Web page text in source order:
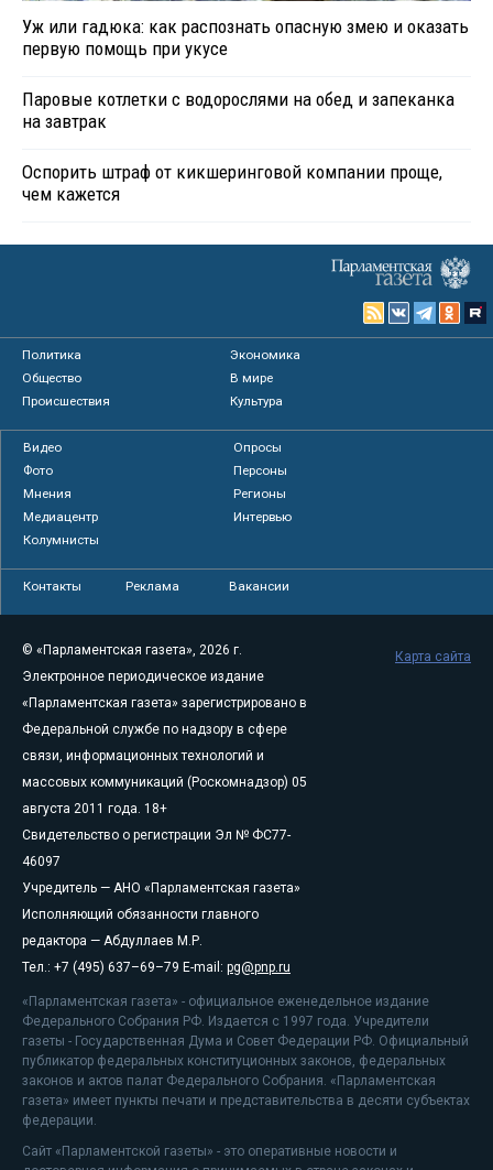
Уж или гадюка: как распознать опасную змею и оказать
первую помощь при укусе
Паровые котлетки с водорослями на обед и запеканка
на завтрак
Оспорить штраф от кикшеринговой компании проще,
чем кажется
Политика
Экономика
Общество
В мире
Происшествия
Культура
Видео
Опросы
Фото
Персоны
Мнения
Регионы
Медиацентр
Интервью
Колумнисты
Контакты Реклама Вакансии
© «Парламентская газета», 2026 г.
Электронное периодическое издание
«Парламентская газета» зарегистрировано в
Федеральной службе по надзору в сфере
связи, информационных технологий и
массовых коммуникаций (Роскомнадзор) 05
августа 2011 года. 18+
Свидетельство о регистрации Эл № ФС77-
46097
Учредитель — АНО «Парламентская газета»
Исполняющий обязанности главного
редактора — Абдуллаев М.Р.
Тел.: +7 (495) 637–69–79 E-mail: pg@pnp.ru
«Парламентская газета» - официальное еженедельное издание
Федерального Собрания РФ. Издается с 1997 года. Учредители
газеты - Государственная Дума и Совет Федерации РФ. Официальный
публикатор федеральных конституционных законов, федеральных
законов и актов палат Федерального Собрания. «Парламентская
газета» имеет пункты печати и представительства в десяти субъектах
федерации.
Сайт «Парламентской газеты» - это оперативные новости и
Карта сайта